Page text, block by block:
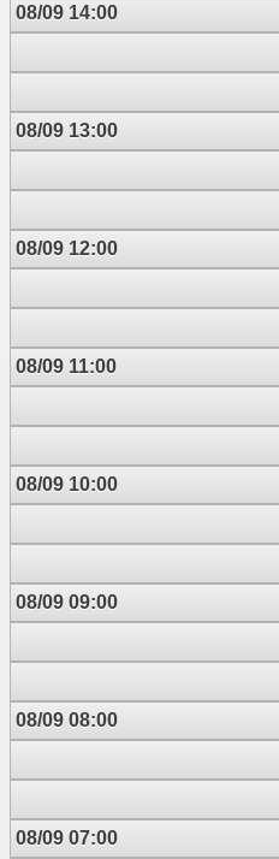
08/09 14:00
08/09 13:00
08/09 12:00
08/09 11:00
08/09 10:00
08/09 09:00
08/09 08:00
08/09 07:00